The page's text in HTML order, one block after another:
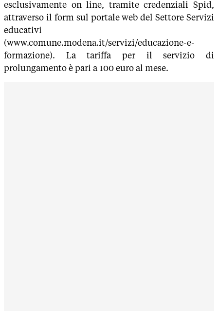
esclusivamente on line, tramite credenziali Spid,
attraverso il form sul portale web del Settore Servizi
educativi
(www.comune.modena.it/servizi/educazione-e-
formazione). La tariffa per il servizio di
prolungamento è pari a 100 euro al mese.